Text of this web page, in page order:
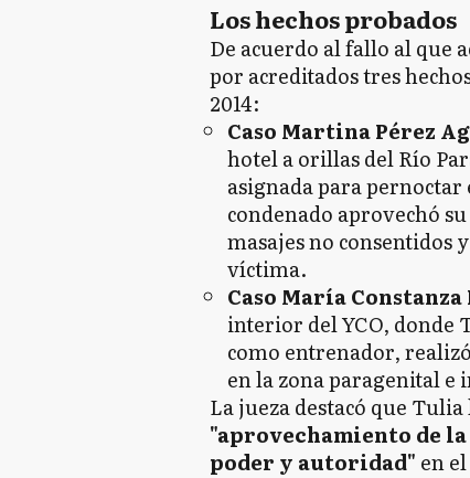
Los hechos probados
De acuerdo al fallo al que
por acreditados tres
2014:
Caso Martina Pérez
hotel a orillas del Río
asignada para pernoctar
condenado aprovechó
masajes no consentidos
víctima.
Caso María
interior del YCO, donde
como entrenador,
en la zona paragenital e
La jueza destacó que
"aprovechamiento de
poder y autoridad" en